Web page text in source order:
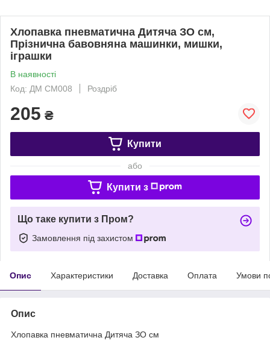
Хлопавка пневматична Дитяча ЗО см,
Прізнична бавовняна машинки, мишки,
іграшки
В наявності
Код: ДМ CM008
Роздріб
205 ₴
Купити
або
Купити з
Що таке купити з Пром?
Замовлення під захистом
Опис Характеристики Доставка Оплата Умови
Опис
Хлопавка пневматична Дитяча ЗО см